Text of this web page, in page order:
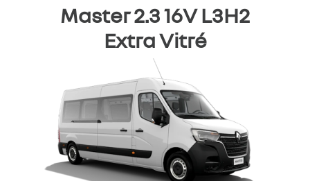
Master 2.3 16V L3H2
Extra Vitré